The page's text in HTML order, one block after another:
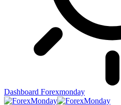
Dashboard Forexmonday